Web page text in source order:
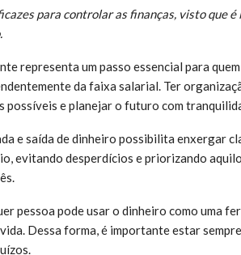
para controlar as finanças, visto que
representa um passo essencial para
da faixa salarial. Ter
possíveis e planejar o futuro com
e saída de dinheiro possibilita enxergar
evitando desperdícios e priorizando
pessoa pode usar o dinheiro como uma
Dessa forma, é importante estar